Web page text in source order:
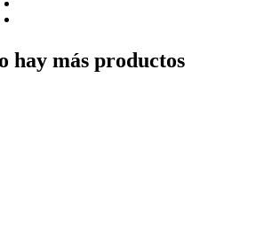
hay más productos